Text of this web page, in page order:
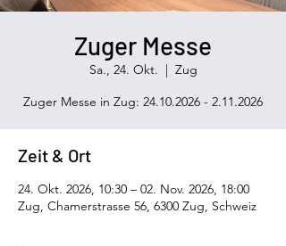
Zuger Messe
Sa., 24. Okt.
  |
Zug
Zuger Messe in Zug: 24.10.2026 - 2.11.2026
Zeit & Ort
24. Okt. 2026, 10:30 – 02. Nov. 2026, 18:00
Zug, Chamerstrasse 56, 6300 Zug, Schweiz